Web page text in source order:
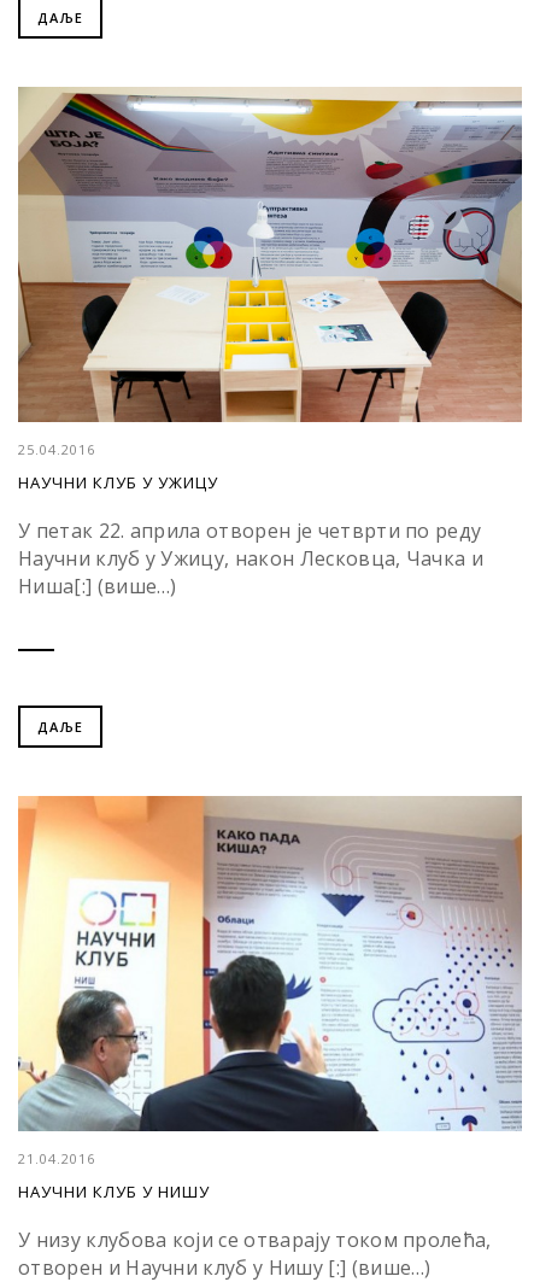
ДАЉЕ
25.04.2016
НАУЧНИ КЛУБ У УЖИЦУ
У петак 22. априла отворен је четврти по реду
Научни клуб у Ужицу, након Лесковца, Чачка и
Ниша[:] (више…)
ДАЉЕ
21.04.2016
НАУЧНИ КЛУБ У НИШУ
У низу клубова који се отварају током пролећа,
отворен и Научни клуб у Нишу [:] (више…)